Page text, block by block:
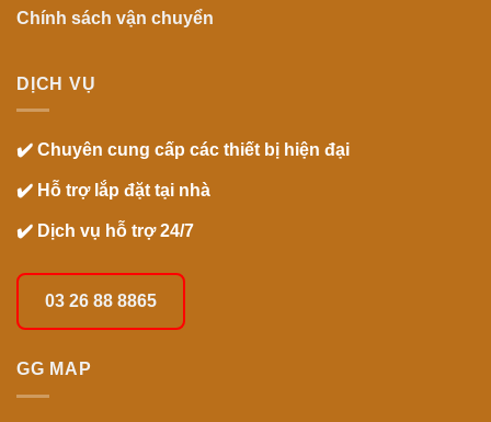
Chính sách vận chuyển
DỊCH VỤ
✔️ Chuyên cung cấp các thiết bị hiện đại
✔️ Hỗ trợ lắp đặt tại nhà
✔️ Dịch vụ hỗ trợ 24/7
03 26 88 8865
GG MAP